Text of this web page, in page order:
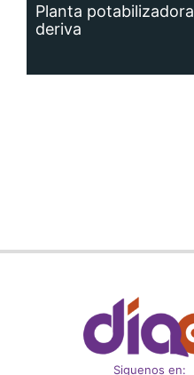
Planta
deriva
Siguenos en: